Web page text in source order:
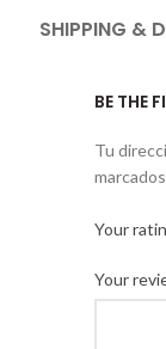
SHIPPING &
BE THE
Tu
Your
Your